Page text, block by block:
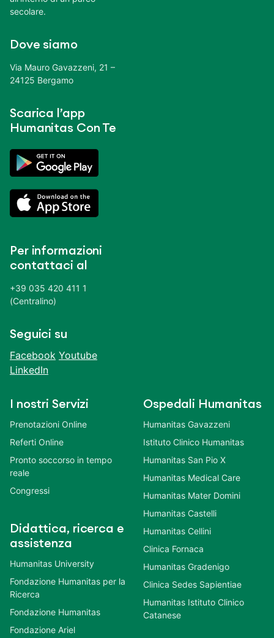
secolare.
Dove siamo
Via Mauro Gavazzeni, 21 –
24125 Bergamo
Scarica l’app
Humanitas Con Te
Per informazioni
contattaci al
+39 035 420 411 1
(Centralino)
Seguici su
Facebook Youtube
LinkedIn
I nostri Servizi
Prenotazioni Online
Referti Online
Pronto soccorso in tempo
reale
Congressi
Didattica, ricerca e
assistenza
Humanitas University
Fondazione Humanitas per la
Ricerca
Fondazione Humanitas
Fondazione Ariel
Ospedali Humanitas
Humanitas Gavazzeni
Istituto Clinico Humanitas
Humanitas San Pio X
Humanitas Medical Care
Humanitas Mater Domini
Humanitas Castelli
Humanitas Cellini
Clinica Fornaca
Humanitas Gradenigo
Clinica Sedes Sapientiae
Humanitas Istituto Clinico
Catanese